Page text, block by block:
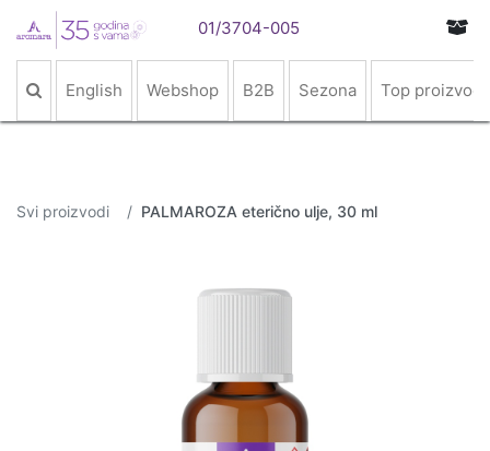
01/3704-005
English Webshop B2B Sezona Top proizvodi
Svi proizvodi PALMAROZA eterično ulje, 30 ml